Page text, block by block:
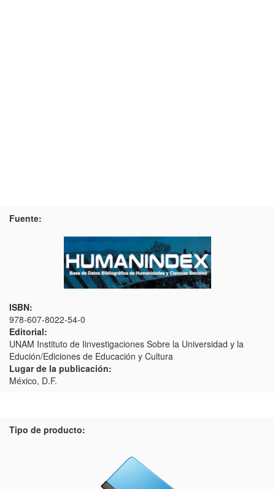
Fuente:
ISBN:
978-607-8022-54-0
Editorial:
UNAM Instituto de Iinvestigaciones Sobre la Universidad y la
Edución/Ediciones de Educación y Cultura
Lugar de la publicación:
México, D.F.
Tipo de producto: